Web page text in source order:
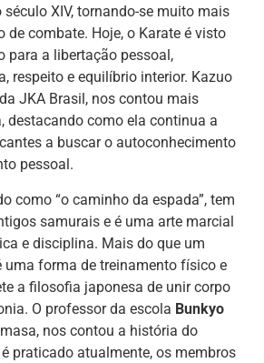
XIV, tornando-se muito mais
de combate. Hoje, o Karate é visto
para a libertação pessoal,
respeito e equilíbrio interior. Kazuo
JKA Brasil, nos contou mais
destacando como ela continua a
a buscar o autoconhecimento
pessoal.
como “o caminho da espada”, tem
samurais e é uma arte marcial
e disciplina. Mais do que um
uma forma de treinamento físico e
a filosofia japonesa de unir corpo
O professor da escola Bunkyo
nos contou a história do
praticado atualmente, os membros